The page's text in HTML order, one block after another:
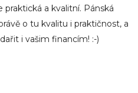
a kvalitní. Pánská
o tu kvalitu i praktičnost, a
i vašim financím! :-)